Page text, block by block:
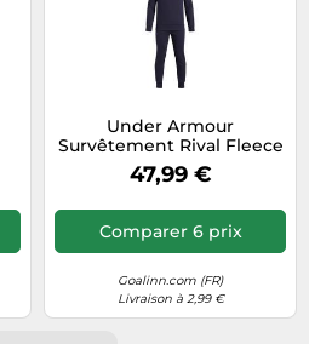
Under Armour
Survêtement Rival Fleece
en molleton Bleu Garçon
14-16 ans
47,99 €
Comparer 6 prix
Goalinn.com (FR)
Livraison à 2,99 €